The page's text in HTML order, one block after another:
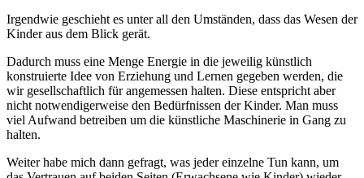
Irgendwie geschieht es unter all den Umständen, dass das Wesen der
Kinder aus dem Blick gerät.
Dadurch muss eine Menge Energie in die jeweilig künstlich
konstruierte Idee von Erziehung und Lernen gegeben werden, die
wir gesellschaftlich für angemessen halten. Diese entspricht aber
nicht notwendigerweise den Bedürfnissen der Kinder. Man muss
viel Aufwand betreiben um die künstliche Maschinerie in Gang zu
halten.
Weiter habe mich dann gefragt, was jeder einzelne Tun kann, um